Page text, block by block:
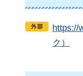
https://
ク）